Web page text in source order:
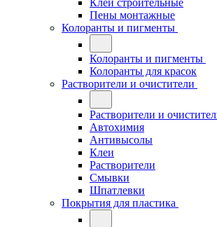
Клеи строительные
Пены монтажные
Колоранты и пигменты
Колоранты и пигменты
Колоранты для красок
Растворители и очистители
Растворители и
Автохимия
Антивысолы
Клеи
Растворители
Смывки
Шпатлевки
Покрытия для пластика